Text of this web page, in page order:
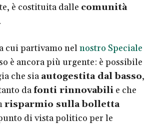
è costituita dalle comunità
.
cui partivamo nelnostro Speciale
è ancora più urgente: è possibile
che sia autogestita dal basso,
dafonti rinnovabili e che
risparmio sulla bolletta
di vista politico per le